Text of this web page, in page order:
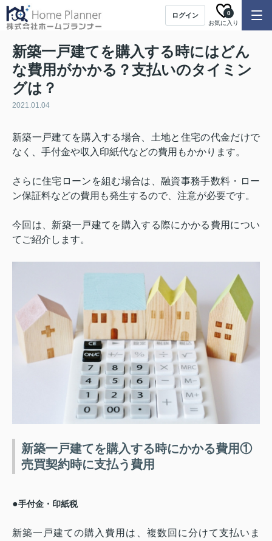
ログイン
お気に入り
0
新築一戸建てを購入する時にはどん
な費用がかかる？支払いのタイミン
グは？
2021.01.04
新築一戸建てを購入する場合、土地と住宅の代金だけで
なく、手付金や収入印紙代などの費用もかかります。
さらに住宅ローンを組む場合は、融資事務手数料・ロー
ン保証料などの費用も発生するので、注意が必要です。
今回は、新築一戸建てを購入する際にかかる費用につい
てご紹介します。
新築一戸建てを購入する時にかかる費用①
売買契約時に支払う費用
●手付金・印紙税
新築一戸建ての購入費用は、複数回に分けて支払いま